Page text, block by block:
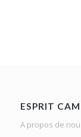
ESPRIT
A propos de